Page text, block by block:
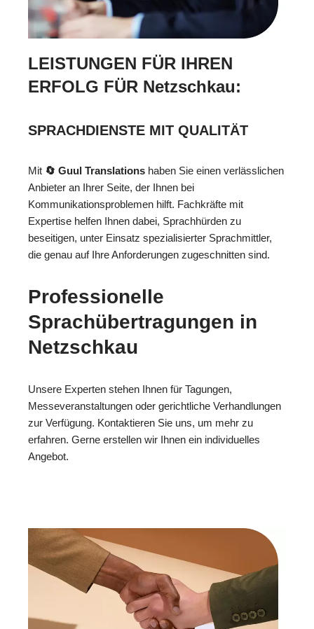
LEISTUNGEN FÜR IHREN
ERFOLG FÜR Netzschkau:
SPRACHDIENSTE MIT QUALITÄT
Mit 🔄 Guul Translations haben Sie einen verlässlichen
Anbieter an Ihrer Seite, der Ihnen bei
Kommunikationsproblemen hilft. Fachkräfte mit
Expertise helfen Ihnen dabei, Sprachhürden zu
beseitigen, unter Einsatz spezialisierter Sprachmittler,
die genau auf Ihre Anforderungen zugeschnitten sind.
Professionelle
Sprachübertragungen in
Netzschkau
Unsere Experten stehen Ihnen für Tagungen,
Messeveranstaltungen oder gerichtliche Verhandlungen
zur Verfügung. Kontaktieren Sie uns, um mehr zu
erfahren. Gerne erstellen wir Ihnen ein individuelles
Angebot.